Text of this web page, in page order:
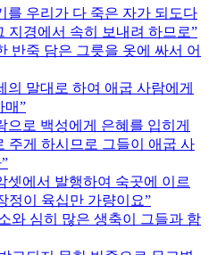
를 우리가 다 죽은 자가 되도다
지경에서 속히 보내려 하므로
반죽 담은 그릇을 옷에 싸서 어
의 말대로 하여 애굽 사람에게
매
으로 백성에게 은혜를 입히게
주게 하시므로 그들이 애굽 사
셋에서 발행하여 숙곳에 이르
정이 육십만 가량이요
와 심히 많은 생축이 그들과 함